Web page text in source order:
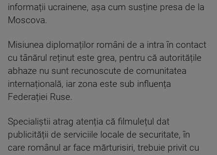
informații ucrainene, așa cum susține presa de la
Moscova.
Misiunea diplomaților români de a intra în contact
cu tânărul reținut este grea, pentru că autoritățile
abhaze nu sunt recunoscute de comunitatea
internațională, iar zona este sub influența
Federației Ruse.
Specialiștii atrag atenția că filmulețul dat
publicității de serviciile locale de securitate, în
care românul ar face mărturisiri, trebuie privit cu